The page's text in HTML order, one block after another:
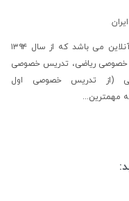
می باشد که از سال ۱۳۹۴
ریاضی، تدریس خصوصی
(از
تدریس خصوصی اول
مهمترین...